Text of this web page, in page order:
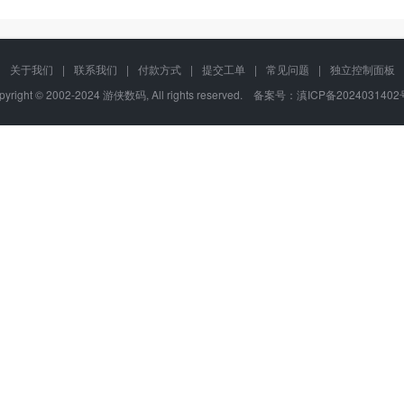
关于我们 | 联系我们 | 付款方式 | 提交工单 | 常见问题 |
独立控制面板
© 2002-2024 游侠数码, All rights reserved. 备案号： 滇ICP备2024031402